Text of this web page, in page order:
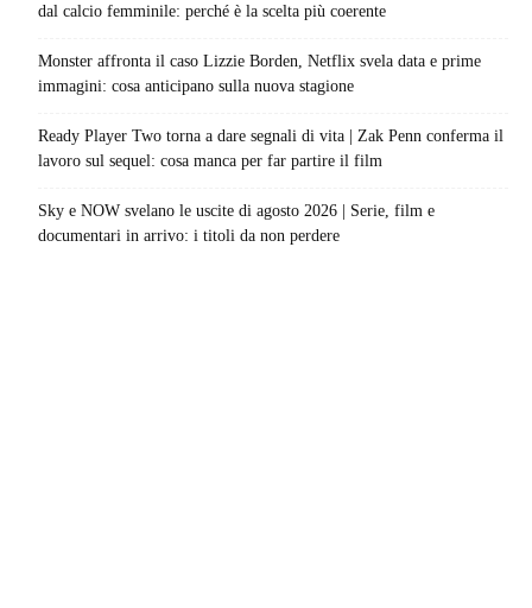
dal calcio femminile: perché è la scelta più coerente
Monster affronta il caso Lizzie Borden, Netflix svela data e prime
immagini: cosa anticipano sulla nuova stagione
Ready Player Two torna a dare segnali di vita | Zak Penn conferma il
lavoro sul sequel: cosa manca per far partire il film
Sky e NOW svelano le uscite di agosto 2026 | Serie, film e
documentari in arrivo: i titoli da non perdere